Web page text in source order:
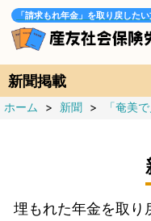
「請求もれ年金」を取り戻した
新聞掲載
ホーム > 新聞 > 「奄美
埋もれた年金を取り